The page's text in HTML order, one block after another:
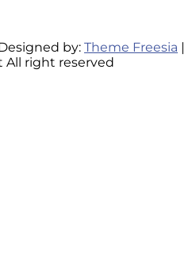
by: Theme Freesia |
All right reserved